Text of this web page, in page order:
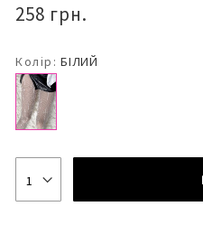
258 грн.
Колір: БІЛИЙ